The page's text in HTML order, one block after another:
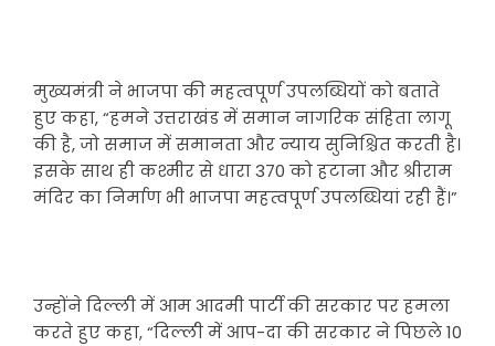
मुख्यमंत्री ने भाजपा की महत्वपूर्ण उपलब्धियों को बताते
हुए कहा, “हमने उत्तराखंड में समान नागरिक संहिता लागू
की है, जो समाज में समानता और न्याय सुनिश्चित करती है।
इसके साथ ही कश्मीर से धारा 370 को हटाना और श्रीराम
मंदिर का निर्माण भी भाजपा महत्वपूर्ण उपलब्धियां रही हैं।”
उन्होंने दिल्ली में आम आदमी पार्टी की सरकार पर हमला
करते हुए कहा, “दिल्ली में आप-दा की सरकार ने पिछले 10